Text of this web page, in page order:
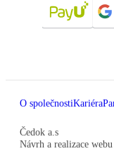
O společnostiKariéra
Čedok a.s
Návrh a realizace webu